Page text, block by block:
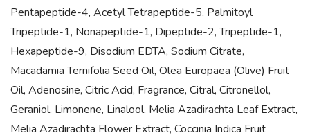
Pentapeptide-4, Acetyl Tetrapeptide-5, Palmitoyl
Tripeptide-1, Nonapeptide-1, Dipeptide-2, Tripeptide-1,
Hexapeptide-9, Disodium EDTA, Sodium Citrate,
Macadamia Ternifolia Seed Oil, Olea Europaea (Olive) Fruit
Oil, Adenosine, Citric Acid, Fragrance, Citral, Citronellol,
Geraniol, Limonene, Linalool, Melia Azadirachta Leaf Extract,
Melia Azadirachta Flower Extract, Coccinia Indica Fruit